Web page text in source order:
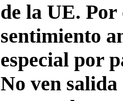
de la UE. Por
sentimiento
especial por
No ven